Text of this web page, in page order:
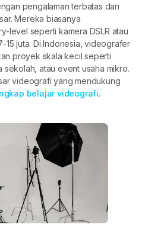
pengalaman terbatas dan
Mereka biasanya
level seperti kamera DSLR atau
15 juta. Di Indonesia, videografer
proyek skala kecil seperti
atau event usaha mikro.
videografi yang mendukung
belajar videografi.